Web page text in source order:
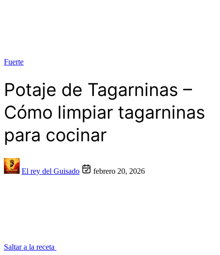
Fuerte
Potaje de Tagarninas –
Cómo limpiar tagarninas
para cocinar
El rey del Guisado febrero 20, 2026
Saltar a la receta